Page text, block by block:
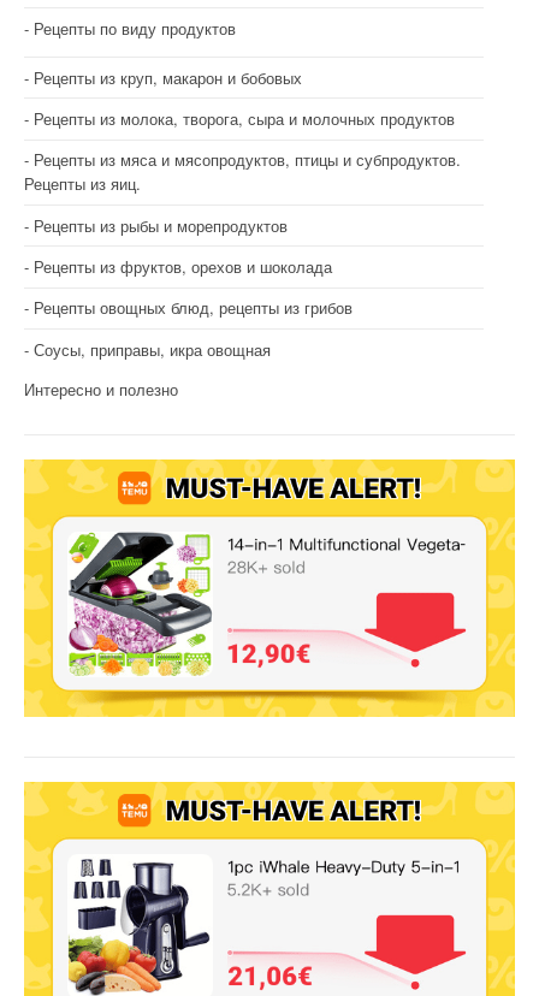
Рецепты по виду продуктов
Рецепты из круп, макарон и бобовых
Рецепты из молока, творога, сыра и молочных продуктов
Рецепты из мяса и мясопродуктов, птицы и субпродуктов.
Рецепты из яиц.
Рецепты из рыбы и морепродуктов
Рецепты из фруктов, орехов и шоколада
Рецепты овощных блюд, рецепты из грибов
Соусы, приправы, икра овощная
Интересно и полезно